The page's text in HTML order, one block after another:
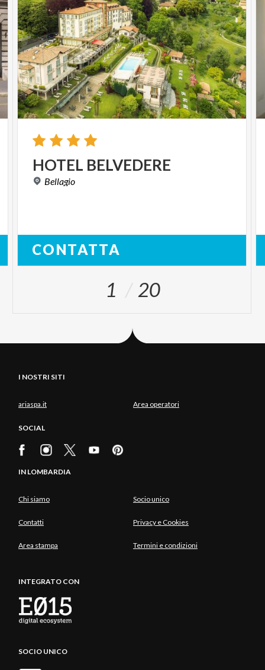
HOTEL BELVEDERE
Bellagio
CONTATTA
1 20
I NOSTRI SITI
ariaspa.it Area operatori
SOCIAL
IN LOMBARDIA
Chi siamo Socio unico
Contatti Privacy e Cookies
Area stampa Termini e condizioni
INTEGRATO CON
SOCIO UNICO